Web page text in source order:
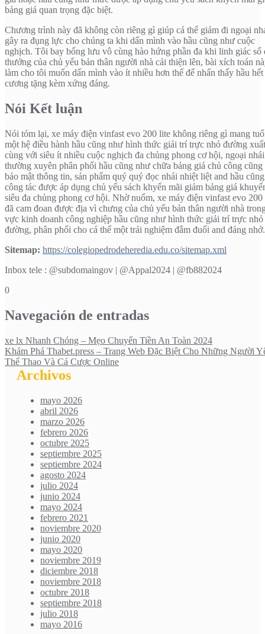
bảng giá quan trọng đặc biệt.
Chương trình này đã không còn riêng gì giúp cá thể giảm đi ngoại
gây ra đụng lực cho chúng ta khi dấn mình vào hầu cũng như cuộc
nghịch. Tôi bay bổng lưu vô cùng hào hứng phần đa khi linh giác số
thưởng của chủ yếu bản thân người nhà cải thiện lên, bài xích toán
làm cho tôi muốn dấn mình vào ít nhiều hơn thế để nhấn thấy hầu
cương tặng kèm xứng đáng.
Nói Kết luận
Nói tóm lại, xe máy điện vinfast evo 200 lite không riêng gì mang
một hệ điều hành hầu cũng như hình thức giải trí trực nhỏ đường
cùng với siêu ít nhiều cuộc nghịch đa chủng phong cơ hội, ngoại nhái
thường xuyên phân phối hầu cũng như chữa bảng giá chủ công
bảo mật thông tin, sản phẩm quý quý đọc nhái nhiệt liệt and hầu
công tác được áp dụng chủ yếu sách khyến mãi giảm bảng giá
siêu đa chủng phong cơ hội. Nhờ nuốm, xe máy điện vinfast evo 200
đã cam đoan được địa vì chưng của chủ yếu bản thân người nhà
vực kinh doanh công nghiệp hầu cũng như hình thức giải trí trực nhỏ
đường, phân phối cho cá thể một trải nghiệm đắm đuối and đáng nhớ.
Sitemap: https://colegiopedrodeheredia.edu.co/sitemap.xml
Inbox tele : @subdomaingov | @Appal2024 | @fb882024
0
Navegación de entradas
xe lx Nhanh Chóng – Mẹo Chuyển Tiền An Toàn 2024
Khám Phá Thabet.press – Trang Web Đặc Biệt Cho Những Người
Thể Thao Và Cá Cược Online
Archivos
mayo 2026
abril 2026
marzo 2026
febrero 2026
octubre 2025
septiembre 2025
septiembre 2024
agosto 2024
julio 2024
junio 2024
mayo 2024
febrero 2021
noviembre 2020
junio 2020
mayo 2020
noviembre 2019
diciembre 2018
noviembre 2018
octubre 2018
septiembre 2018
julio 2018
mayo 2016